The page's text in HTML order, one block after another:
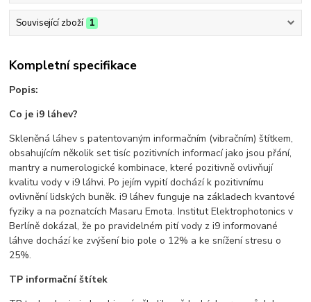
Související zboží 1
Kompletní specifikace
Popis:
Co je i9 láhev?
Skleněná láhev s patentovaným informačním (vibračním) štítkem,
obsahujícím několik set tisíc pozitivních informací jako jsou přání,
mantry a numerologické kombinace, které pozitivně ovlivňují
kvalitu vody v i9 láhvi. Po jejím vypití dochází k pozitivnímu
ovlivnění lidských buněk. i9 láhev funguje na základech kvantové
fyziky a na poznatcích Masaru Emota. Institut Elektrophotonics v
Berlíně dokázal, že po pravidelném pití vody z i9 informované
láhve dochází ke zvýšení bio pole o 12% a ke snížení stresu o
25%.
TP informační štítek